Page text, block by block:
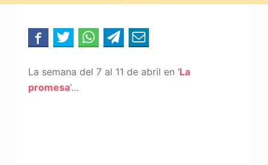
La semana del 7 al 11 de abril en ‘La
promesa‘…